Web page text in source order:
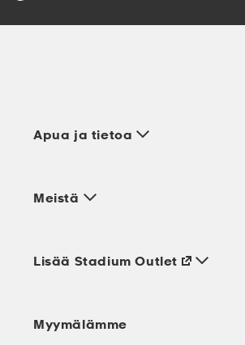
Apua ja tietoa
Meistä
Lisää Stadium Outlet
Myymälämme